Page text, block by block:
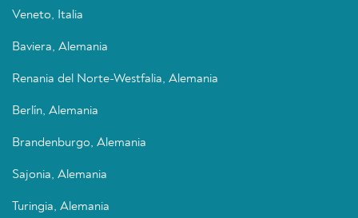
Veneto, Italia
Baviera, Alemania
Renania del Norte-Westfalia, Alemania
Berlín, Alemania
Brandenburgo, Alemania
Sajonia, Alemania
Turingia, Alemania